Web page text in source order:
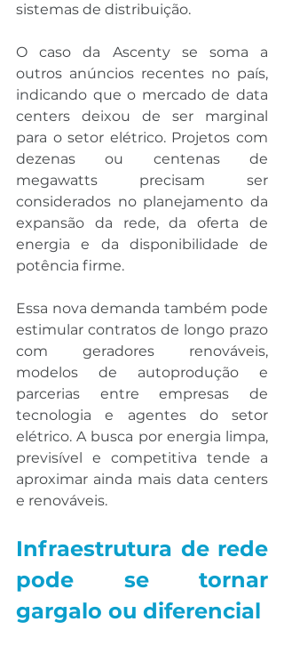
sistemas de distribuição.
O caso da Ascenty se soma a
outros anúncios recentes no país,
indicando que o mercado de data
centers deixou de ser marginal
para o setor elétrico. Projetos com
dezenas ou centenas de
megawatts precisam ser
considerados no planejamento da
expansão da rede, da oferta de
energia e da disponibilidade de
potência firme.
Essa nova demanda também pode
estimular contratos de longo prazo
com geradores renováveis,
modelos de autoprodução e
parcerias entre empresas de
tecnologia e agentes do setor
elétrico. A busca por energia limpa,
previsível e competitiva tende a
aproximar ainda mais data centers
e renováveis.
Infraestrutura de rede
pode se tornar
gargalo ou diferencial